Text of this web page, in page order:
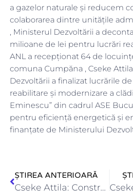
a gazelor naturale și reducem
colaborarea dintre unitățile
, Ministerul Dezvoltării a
milioane de lei pentru lucrări
ANL a recepţionat 64 de
comuna Cumpăna , Cseke
Dezvoltării a finalizat lucrările
reabilitare și modernizare a
Eminescu” din cadrul ASE
pentru eficiență energetică și
finanțate de Ministerului
ȘTIREA ANTERIOARĂ
Cseke Attila: Construirea de locuințe, una dintre prioritățile Ministerului Dezvoltării…